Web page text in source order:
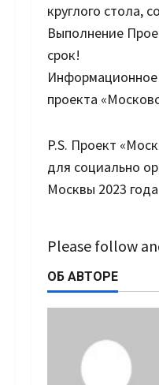
круглого стола,
Выполнение
срок!
проекта
P.S. Проект
для социально
Москвы 2023
Please follow
ОБ АВТОРЕ